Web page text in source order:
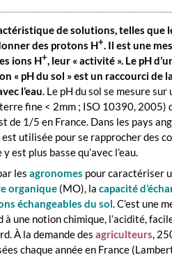
de solutions, telles que
des protons H+. Il est une
ions H+, leur « activité ». Le pH
« pH du sol » est un raccourci de
l’eau. Le pH du sol se mesure sur
fine < 2mm ; ISO 10390, 2005)
de 1/5 en France. Dans les pays
est utilisée pour se rapprocher des
est plus basse qu’avec l’eau.
lesagronomes pour caractériser
organique (MO), lacapacité
échangeables du sol. C’est une
à une notion chimique, l’acidité,
À la demande desagriculteurs,
chaque année en France